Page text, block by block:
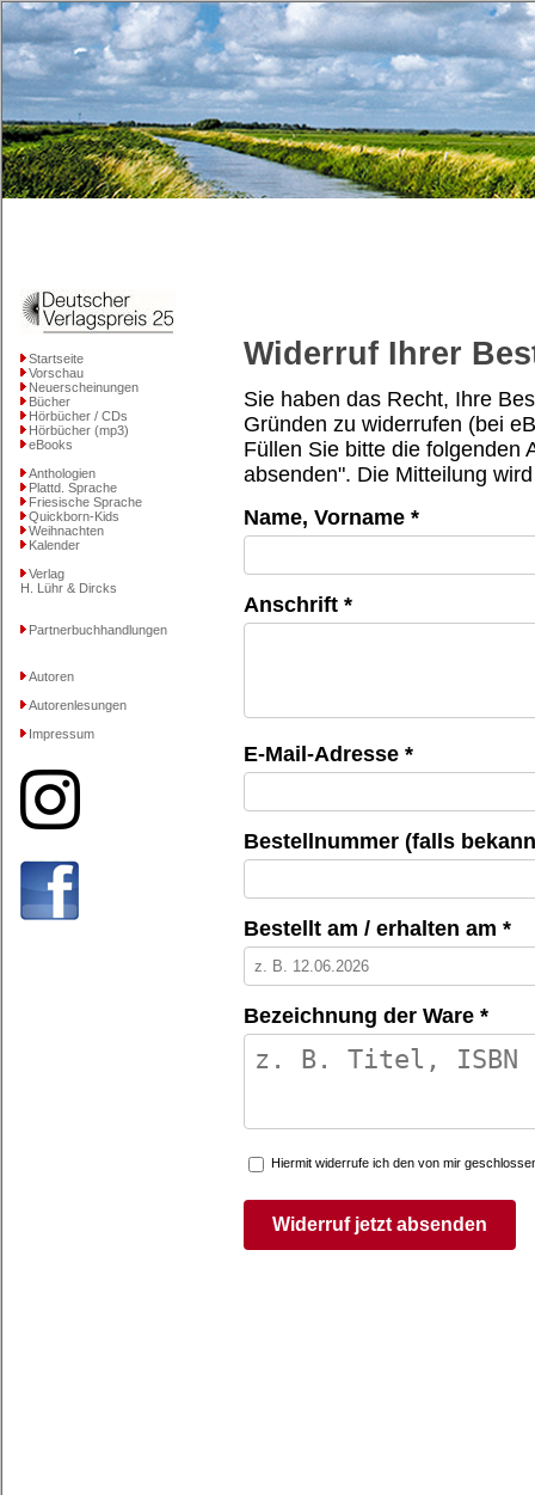
Startseite
Vorschau
Neuerscheinungen
Bücher
Hörbücher / CDs
Hörbücher (mp3)
eBooks
Anthologien
Plattd. Sprache
Friesische Sprache
Quickborn-Kids
Weihnachten
Kalender
Verlag
H. Lühr & Dircks
Partnerbuchhandlungen
Autoren
Autorenlesungen
Impressum
Widerruf Ihrer
Sie haben das Recht, Ihre
Gründen zu widerrufen (bei
Füllen Sie bitte die folgenden
absenden". Die Mitteilung
Name, Vorname *
Anschrift *
E-Mail-Adresse *
Bestellnummer (falls
Bestellt am / erhalten am *
Bezeichnung der Ware *
Hiermit widerrufe ich den von mir
Widerruf jetzt absenden